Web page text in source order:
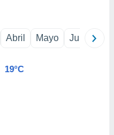
Abril Mayo Junio
19°C